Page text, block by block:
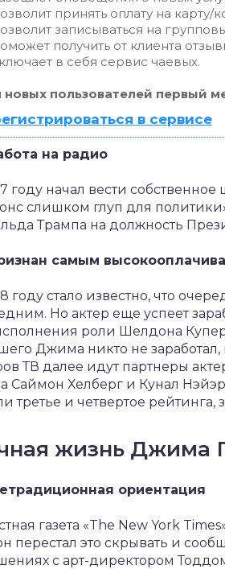
принять оплату на карту/
записываться на
получить от клиента
в себя сервис чаевых.
новых пользователей первый
в сервисе
на радио
году начал вести
слишком глуп для
Трампа на должность
самым
году стало известно, что
Но актер еще успеет
роли Шелдона
Джима никто не
ТВ далее идут партнеры
Саймон Хелберг и Кунал
третье и четвертое
жизнь Джима
ориентация
газета «The New York
перестал это скрывать и
с арт-директором